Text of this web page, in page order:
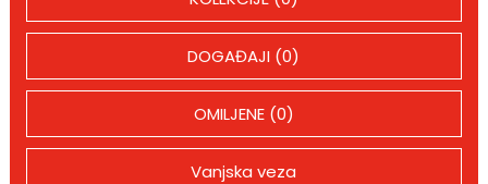
DOGAĐAJI (0)
OMILJENE (0)
Vanjska veza